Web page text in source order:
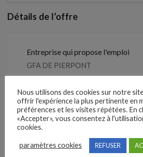
Détails de l’offre
Entreprise qui propose l'emploi
GFA DE PIERPONT
Référence
211JWPX
Partager !
Nous utilisons des cookies sur notre
offrir l'expérience la plus pertinente en
préférences et les visites répétées. En
«Accepter», vous consentez à
cookies.
paramètres cookies REFUSER